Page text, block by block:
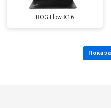
ROG Flow X16